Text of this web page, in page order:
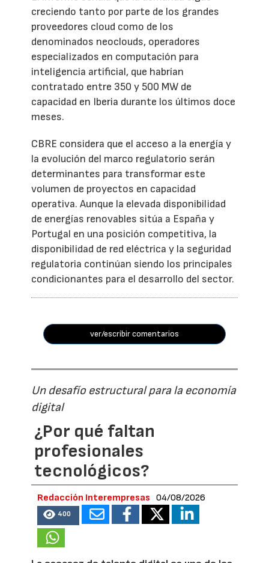
creciendo tanto por parte de los grandes
proveedores cloud como de los
denominados neoclouds, operadores
especializados en computación para
inteligencia artificial, que habrían
contratado entre 350 y 500 MW de
capacidad en Iberia durante los últimos doce
meses.
CBRE considera que el acceso a la energía y
la evolución del marco regulatorio serán
determinantes para transformar este
volumen de proyectos en capacidad
operativa. Aunque la elevada disponibilidad
de energías renovables sitúa a España y
Portugal en una posición competitiva, la
disponibilidad de red eléctrica y la seguridad
regulatoria continúan siendo los principales
condicionantes para el desarrollo del sector.
ver/escribir comentarios
Un desafío estructural para la economía
digital
¿Por qué faltan
profesionales
tecnológicos?
Redacción Interempresas 04/08/2026
400